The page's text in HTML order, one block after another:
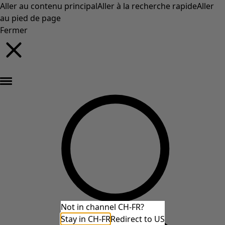
Aller au contenu principalAller à la recherche rapideAller
au pied de page
Fermer
Not in channel CH-FR?
Stay in CH-FRRedirect to US